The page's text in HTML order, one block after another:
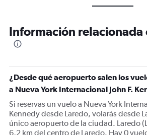
Información relacionada
¿Desde qué aeropuerto salen los
a Nueva York Internacional John F.
Si reservas un vuelo a Nueva York
Kennedy desde Laredo, volarás desde
único aeropuerto de la ciudad. Laredo
6,2 km del centro de Laredo. Hay 0